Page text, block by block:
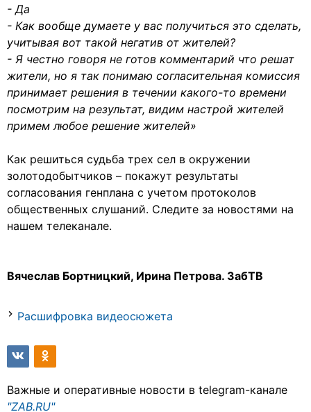
- Да
- Как вообще думаете у вас получиться это сделать,
учитывая вот такой негатив от жителей?
- Я честно говоря не готов комментарий что решат
жители, но я так понимаю согласительная комиссия
принимает решения в течении какого-то времени
посмотрим на результат, видим настрой жителей
примем любое решение жителей»
Как решиться судьба трех сел в окружении
золотодобытчиков – покажут результаты
согласования генплана с учетом протоколов
общественных слушаний. Следите за новостями на
нашем телеканале.
Вячеслав Бортницкий, Ирина Петрова. ЗабТВ
Расшифровка видеосюжета
Важные и оперативные новости в telegram-канале
"ZAB.RU"